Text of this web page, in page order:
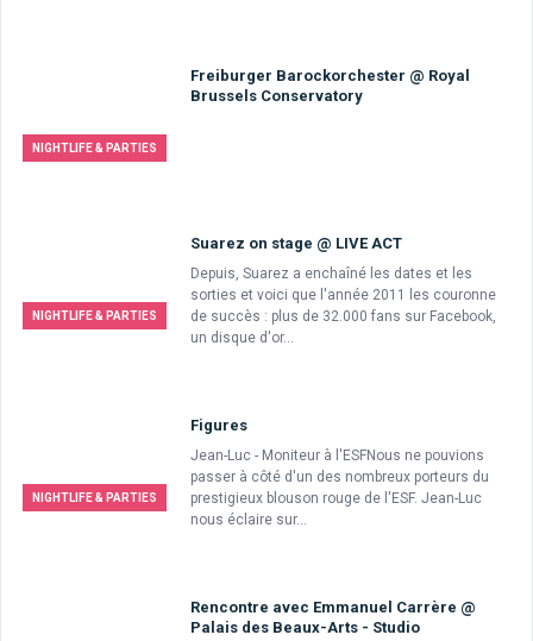
NIGHTLIFE & PARTIES
Freiburger Barockorchester @ Royal
Brussels Conservatory
NIGHTLIFE & PARTIES
Suarez on stage @ LIVE ACT
Depuis, Suarez a enchaîné les dates et les
sorties et voici que l'année 2011 les couronne
de succès : plus de 32.000 fans sur Facebook,
un disque d'or...
NIGHTLIFE & PARTIES
Figures
Jean-Luc - Moniteur à l'ESFNous ne pouvions
passer à côté d'un des nombreux porteurs du
prestigieux blouson rouge de l'ESF. Jean-Luc
nous éclaire sur...
Rencontre avec Emmanuel Carrère @
Palais des Beaux-Arts - Studio